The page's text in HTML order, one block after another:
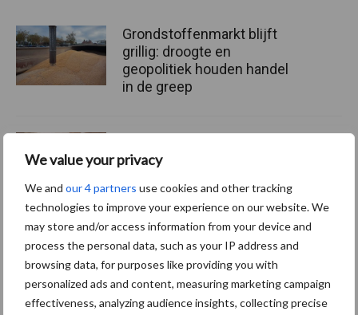
We value your privacy
We and our 4 partners use cookies and other tracking
technologies to improve your experience on our website. We
may store and/or access information from your device and
process the personal data, such as your IP address and
browsing data, for purposes like providing you with
personalized ads and content, measuring marketing campaign
effectiveness, analyzing audience insights, collecting precise
Grondstoffenmarkt blijft
grillig: droogte en
geopolitiek houden handel
in de greep
onderschatte risicofactor
ForFarmers ziet volume en
marktaandeel groeien in
krimpende Nederlandse
markt